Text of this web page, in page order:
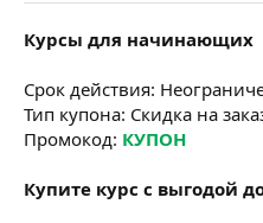
Курсы для начинающих
Срок действия:
Тип купона: Скидка на
Промокод: КУПОН
Купите курс с выгодой